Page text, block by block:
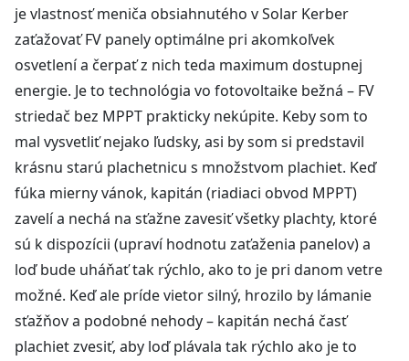
je vlastnosť meniča obsiahnutého v Solar Kerber
zaťažovať FV panely optimálne pri akomkoľvek
osvetlení a čerpať z nich teda maximum dostupnej
energie. Je to technológia vo fotovoltaike bežná – FV
striedač bez MPPT prakticky nekúpite. Keby som to
mal vysvetliť nejako ľudsky, asi by som si predstavil
krásnu starú plachetnicu s množstvom plachiet. Keď
fúka mierny vánok, kapitán (riadiaci obvod MPPT)
zavelí a nechá na sťažne zavesiť všetky plachty, ktoré
sú k dispozícii (upraví hodnotu zaťaženia panelov) a
loď bude uháňať tak rýchlo, ako to je pri danom vetre
možné. Keď ale príde vietor silný, hrozilo by lámanie
sťažňov a podobné nehody – kapitán nechá časť
plachiet zvesiť, aby loď plávala tak rýchlo ako je to